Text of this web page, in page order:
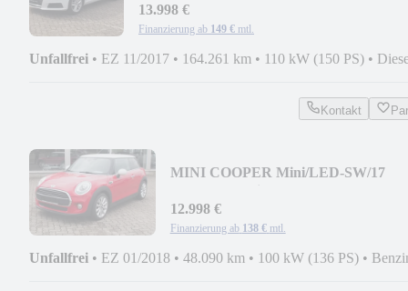
13.998 €
Finanzierung ab 149 € mtl.
Unfallfrei • EZ 11/2017 • 164.261 km • 110 kW (150 PS) •
Kontakt
MINI COOPER Mini/LED-SW/17
12.998 €
Finanzierung ab 138 € mtl.
Unfallfrei • EZ 01/2018 • 48.090 km • 100 kW (136 PS) •